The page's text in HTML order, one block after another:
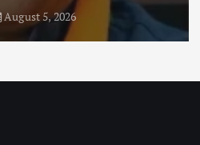
August 5, 2026